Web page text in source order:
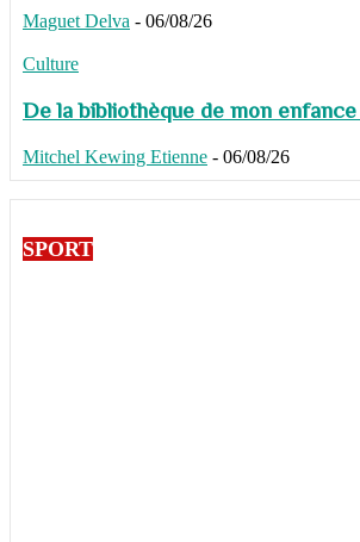
Maguet Delva - 06/08/26
Culture
De la bibliothèque de mon
Mitchel Kewing Etienne - 06/08/26
SPORT